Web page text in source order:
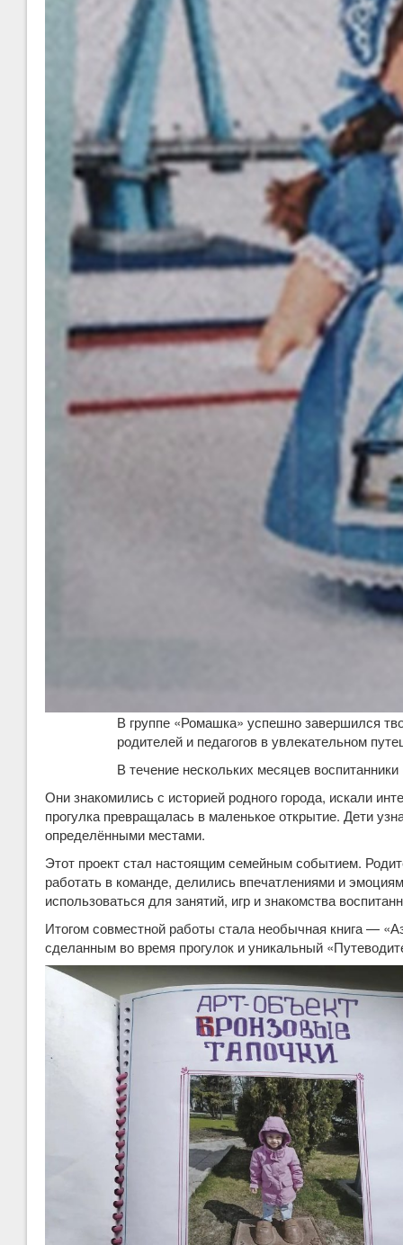
В группе «Ромашка» успешно завершился
родителей и педагогов в увлекательном
В течение нескольких месяцев
Они знакомились с историей родного города, искали
прогулка превращалась в маленькое открытие. Дети
определёнными местами.
Этот проект стал настоящим семейным событием.
работать в команде, делились впечатлениями и
использоваться для занятий, игр и знакомства
Итогом совместной работы стала необычная книга —
сделанным во время прогулок и уникальный